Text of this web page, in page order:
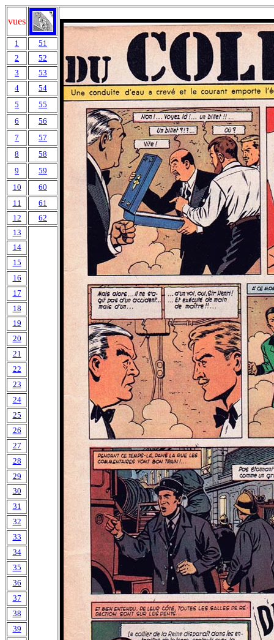
vues
1
51
2
52
3
53
4
54
5
55
6
56
7
57
8
58
9
59
10
60
11
61
12
62
13
14
15
16
17
18
19
20
21
22
23
24
25
26
27
28
29
30
31
32
33
34
35
36
37
38
39